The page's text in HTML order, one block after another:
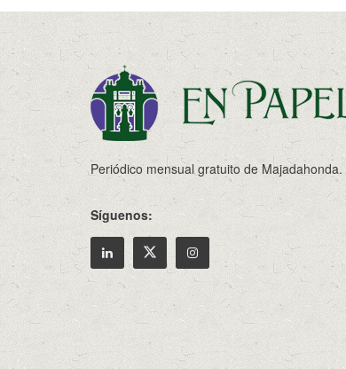
Periódico mensual gratuito de Majadahonda.
Síguenos: